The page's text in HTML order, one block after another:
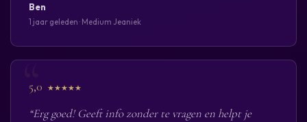
Ben
1 jaar geleden · Medium Jeaniek
5,0 ★★★★★
“Erg goed! Geeft info zonder te vragen en helpt je